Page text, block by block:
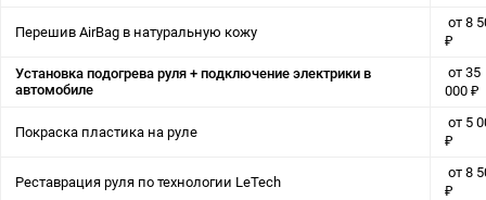
Перешив AirBag в натуральную кожу
от 8
₽
Установка подогрева руля + подключение электрики в
автомобиле
от 35
000 ₽
Покраска пластика на руле
от 5
₽
Реставрация руля по технологии LeTech
от 8
₽